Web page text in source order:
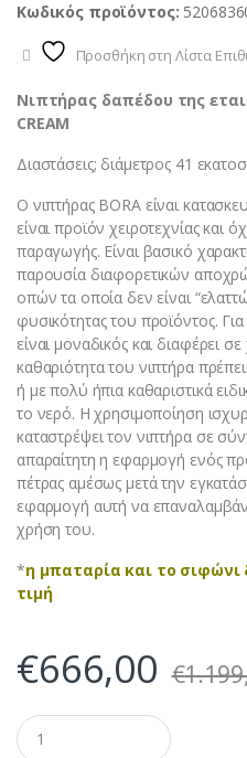
Κωδικός προϊόντος:
Προσθήκη στη Λίστα
Νιπτήρας δαπέδου της
CREAM
Διαστάσεις; διάμετρος 41
Ο νιπτήρας BORA είναι
είναι προϊόν χειροτεχνίας και
παραγωγής. Είναι βασικό
παρουσία διαφορετικών
οπών τα οποία δεν είναι
φυσικότητας του προϊόντος.
είναι μοναδικός και διαφέρει
καθαριότητα του νιπτήρα
ή με πολύ ήπια καθαριστικά
το νερό. Η χρησιμοποίηση
καταστρέψει τον νιπτήρα σε
απαραίτητη η εφαρμογή ενός
πέτρας αμέσως μετά την
εφαρμογή αυτή να
χρήση του.
*η μπαταρία και το
τιμή
€666,00 €